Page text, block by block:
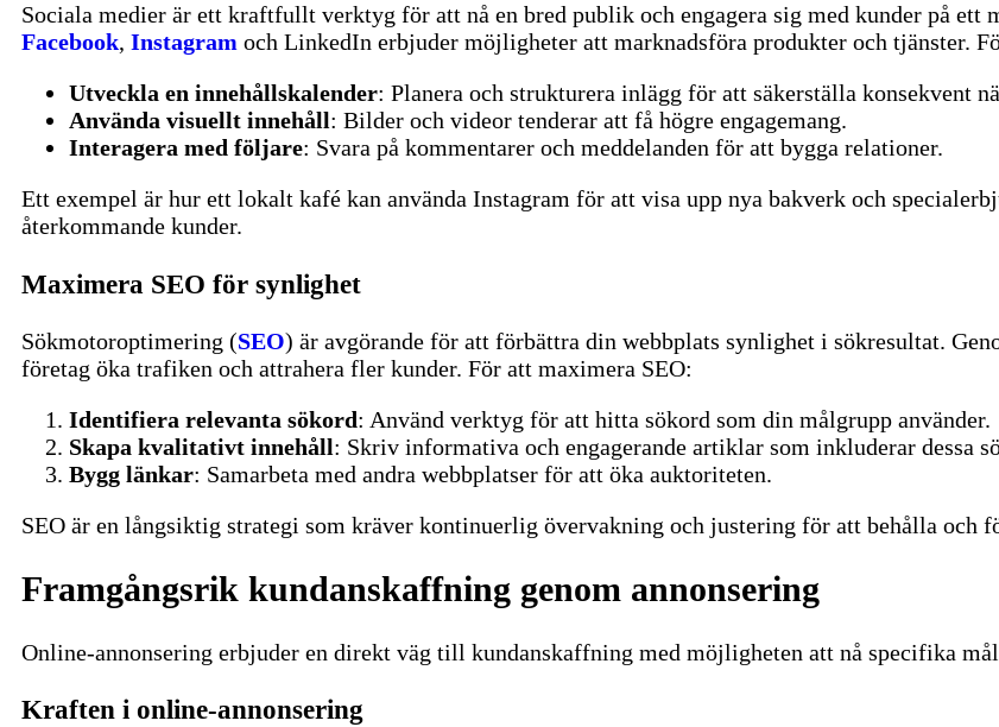
Sociala medier är ett kraftfullt verktyg för att nå en bred publik och engagera sig med kunder på ett
Facebook, Instagram och LinkedIn erbjuder möjligheter att marknadsföra produkter och tjänster.
Utveckla en innehållskalender: Planera och strukturera inlägg för att säkerställa konsekvent
Använda visuellt innehåll: Bilder och videor tenderar att få högre engagemang.
Interagera med följare: Svara på kommentarer och meddelanden för att bygga relationer.
Ett exempel är hur ett lokalt kafé kan använda Instagram för att visa upp nya bakverk och
återkommande kunder.
Maximera SEO för synlighet
Sökmotoroptimering (SEO) är avgörande för att förbättra din webbplats synlighet i sökresultat.
företag öka trafiken och attrahera fler kunder. För att maximera SEO:
Identifiera relevanta sökord: Använd verktyg för att hitta sökord som din målgrupp använder.
Skapa kvalitativt innehåll: Skriv informativa och engagerande artiklar som inkluderar dessa
Bygg länkar: Samarbeta med andra webbplatser för att öka auktoriteten.
SEO är en långsiktig strategi som kräver kontinuerlig övervakning och justering för att behålla och
Framgångsrik kundanskaffning genom annonsering
Online-annonsering erbjuder en direkt väg till kundanskaffning med möjligheten att nå specifika
Kraften i online-annonsering